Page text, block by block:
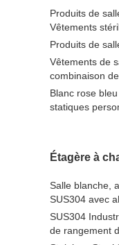
Produits de
Vêtements
Produits de
Vêtements de
combinaison
Blanc rose
statiques
Étagère à
Salle blanche,
SUS304 avec
SUS304
de rangement